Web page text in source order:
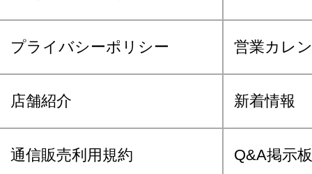
プライバシーポリシー 営業カレ
店舗紹介 新着情報
通信販売利用規約 Q&A掲示板